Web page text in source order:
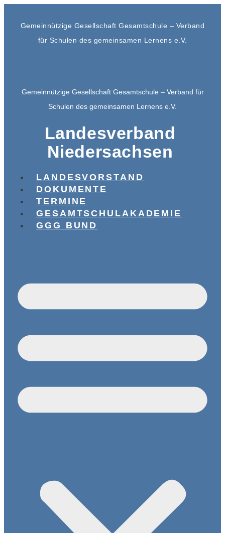
Gemeinnützige Gesellschaft Gesamtschule – Verband
für Schulen des gemeinsamen Lernens e.V.
Gemeinnützige Gesellschaft Gesamtschule – Verband für
Schulen des gemeinsamen Lernens e.V.
Landesverband
Niedersachsen
LANDESVORSTAND
DOKUMENTE
TERMINE
GESAMTSCHULAKADEMIE
GGG BUND